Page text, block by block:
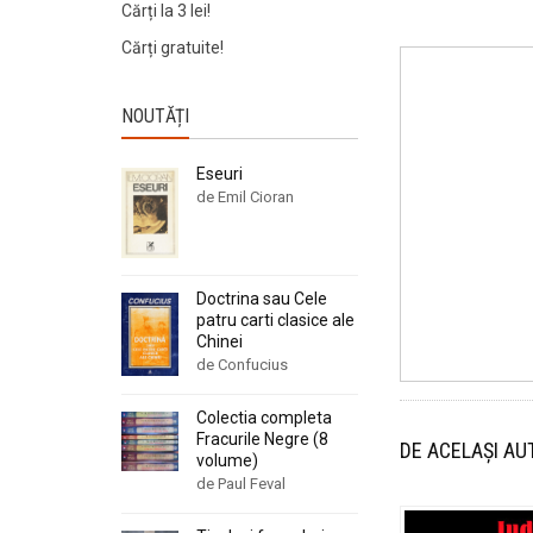
DE ACELAȘI
Cărți la 3 lei!
Cărți gratuite!
NOUTĂȚI
Eseuri
de Emil Cioran
Doctrina sau Cele
patru carti clasice ale
Chinei
de Confucius
Colectia completa
Fracurile Negre (8
volume)
de Paul Feval